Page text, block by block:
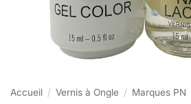
Accueil / Vernis à Ongle / Marques PN